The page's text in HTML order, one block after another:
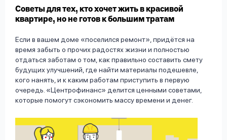
Советы для тех, кто хочет жить в красивой
квартире, но не готов к большим тратам
Если в вашем доме «поселился ремонт», придётся на
время забыть о прочих радостях жизни и полностью
отдаться заботам о том, как правильно составить смету
будущих улучшений, где найти материалы подешевле,
кого нанять, и к каким работам приступить в первую
очередь. «Центрофинанс» делится ценными советами,
которые помогут сэкономить массу времени и денег.
Оформить заявку
Войти под другим номером
Ответы
на
вопросы